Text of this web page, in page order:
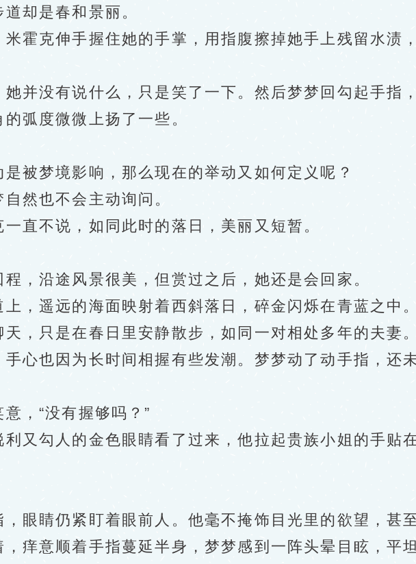
却是春和景丽。
克伸手握住她的手掌，用指腹擦掉她手上残留水渍
没有说什么，只是笑了一下。然后梦梦回勾起手指，
度微微上扬了一些。
梦境影响，那么现在的举动又如何定义呢？
然也不会主动询问。
不说，如同此时的落日，美丽又短暂。
沿途风景很美，但赏过之后，她还是会回家。
遥远的海面映射着西斜落日，碎金闪烁在青蓝之中。
只是在春日里安静散步，如同一对相处多年的夫妻。
也因为长时间相握有些发潮。梦梦动了动手指，还
，“没有握够吗？”
勾人的金色眼睛看了过来，他拉起贵族小姐的手贴
睛仍紧盯着眼前人。他毫不掩饰目光里的欲望，甚
痒意顺着手指蔓延半身，梦梦感到一阵头晕目眩，平